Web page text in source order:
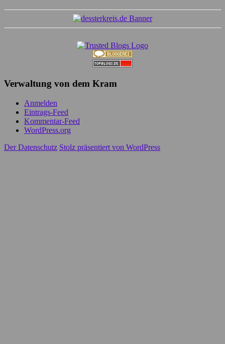
Verwaltung von dem Kram
Anmelden
Eintrags-Feed
Kommentar-Feed
WordPress.org
Der Datenschutz Stolz präsentiert von WordPress